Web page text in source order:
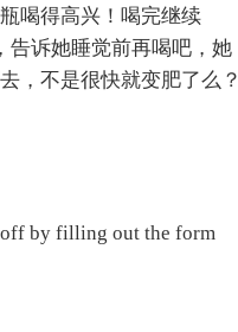
喝得高兴！喝完继续
诉她睡觉前再喝吧，她
，不是很快就变肥了么？
off by filling out the form